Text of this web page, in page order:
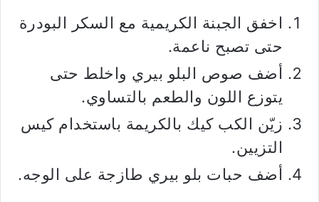
اخفق الجبنة الكريمية مع السكر البودرة
حتى تصبح ناعمة.
أضف صوص البلو بيري واخلط حتى
يتوزع اللون والطعم بالتساوي.
زيّن الكب كيك بالكريمة باستخدام كيس
التزيين.
أضف حبات بلو بيري طازجة على الوجه.